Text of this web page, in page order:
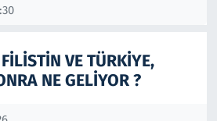
VE TÜRKİYE,
NE GELİYOR ?